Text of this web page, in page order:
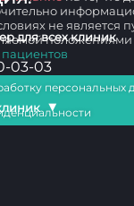
для всех клиник
03-03
▼
не является
положениями
персональных